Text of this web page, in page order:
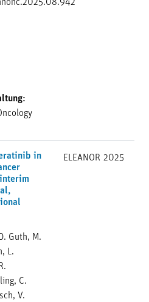
in
Guth, M.
L.
C.
V.
ELEANOR 2025